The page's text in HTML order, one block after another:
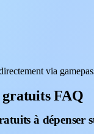
via
FAQ
à dépenser